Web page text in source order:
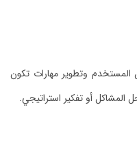
المشاكل أو تفكير استراتيجي.